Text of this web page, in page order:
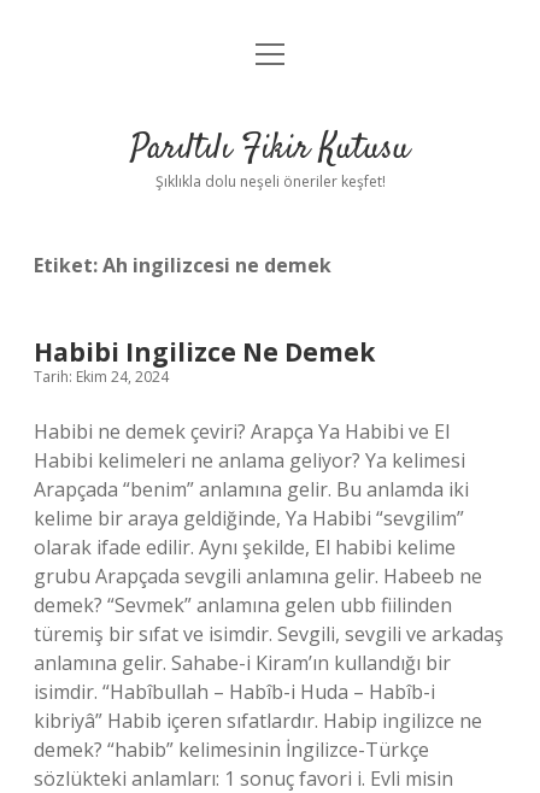
Anasayfa
Yasal Uyarı
menüyü
Parıltılı Fikir Kutusu
Şıklıkla dolu neşeli öneriler keşfet!
Etiket:Ah ingilizcesi ne demek
Habibi Ingilizce Ne Demek
Tarih: Ekim 24, 2024
Habibi ne demek çeviri? Arapça Ya Habibi ve El
Habibi kelimeleri ne anlama geliyor? Ya kelimesi
Arapçada “benim” anlamına gelir. Bu anlamda iki
kelime bir araya geldiğinde, Ya Habibi “sevgilim”
olarak ifade edilir. Aynı şekilde, El habibi kelime
grubu Arapçada sevgili anlamına gelir. Habeeb ne
demek? “Sevmek” anlamına gelen ubb fiilinden
türemiş bir sıfat ve isimdir. Sevgili, sevgili ve arkadaş
anlamına gelir. Sahabe-i Kiram’ın kullandığı bir
isimdir. “Habîbullah – Habîb-i Huda – Habîb-i
kibriyâ” Habib içeren sıfatlardır. Habip ingilizce ne
demek? “habib” kelimesinin İngilizce-Türkçe
sözlükteki anlamları: 1 sonuç favori i. Evli misin